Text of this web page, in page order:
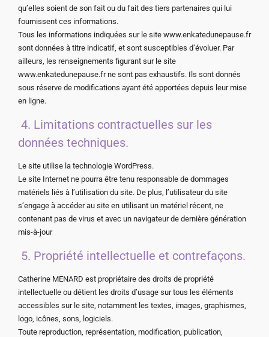
qu’elles soient de son fait ou du fait des tiers partenaires qui lui
fournissent ces informations.
Tous les informations indiquées sur le site www.enkatedunepause.fr
sont données à titre indicatif, et sont susceptibles d’évoluer. Par
ailleurs, les renseignements figurant sur le site
www.enkatedunepause.fr ne sont pas exhaustifs. Ils sont donnés
sous réserve de modifications ayant été apportées depuis leur mise
en ligne.
4. Limitations contractuelles sur les
données techniques.
Le site utilise la technologie WordPress.
Le site Internet ne pourra être tenu responsable de dommages
matériels liés à l’utilisation du site. De plus, l’utilisateur du site
s’engage à accéder au site en utilisant un matériel récent, ne
contenant pas de virus et avec un navigateur de dernière génération
mis-à-jour
5. Propriété intellectuelle et contrefaçons.
Catherine MENARD est propriétaire des droits de propriété
intellectuelle ou détient les droits d’usage sur tous les éléments
accessibles sur le site, notamment les textes, images, graphismes,
logo, icônes, sons, logiciels.
Toute reproduction, représentation, modification, publication,